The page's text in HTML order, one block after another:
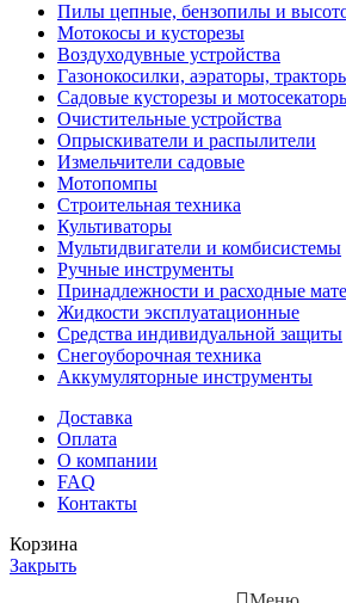
Пилы цепные, бензопилы и
Мотокосы и кусторезы
Воздуходувные устройства
Газонокосилки, аэраторы,
Садовые кусторезы и
Очистительные устройства
Опрыскиватели и распылители
Измельчители садовые
Мотопомпы
Строительная техника
Культиваторы
Мультидвигатели и комбисистемы
Ручные инструменты
Принадлежности и расходные
Жидкости эксплуатационные
Средства индивидуальной защиты
Снегоуборочная техника
Аккумуляторные инструменты
Доставка
Оплата
О компании
FAQ
Контакты
Корзина
Закрыть